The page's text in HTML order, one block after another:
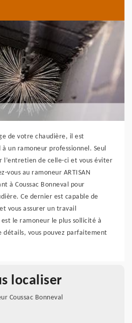
de votre chaudière, il est
un ramoneur professionnel. Seul
l’entretien de celle-ci et vous éviter
vous au ramoneur ARTISAN
à Coussac Bonneval pour
Ce dernier est capable de
vous assurer un travail
le ramoneur le plus sollicité à
détails, vous pouvez parfaitement
localiser
Coussac Bonneval